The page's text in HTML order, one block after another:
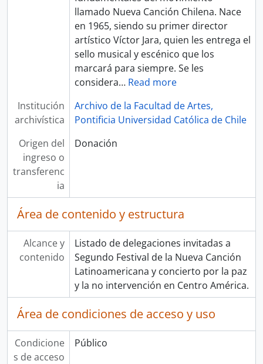
llamado Nueva Canción Chilena. Nace
en 1965, siendo su primer director
artístico Víctor Jara, quien les entrega el
sello musical y escénico que los
marcará para siempre. Se les
considera… Read more
Institución
archivística
Archivo de la Facultad de Artes,
Pontificia Universidad Católica de Chile
Origen del
ingreso o
transferenc
ia
Donación
Área de contenido y estructura
Alcance y
contenido
Listado de delegaciones invitadas a
Segundo Festival de la Nueva Canción
Latinoamericana y concierto por la paz
y la no intervención en Centro América.
Área de condiciones de acceso y uso
Condicione
s de acceso
Público